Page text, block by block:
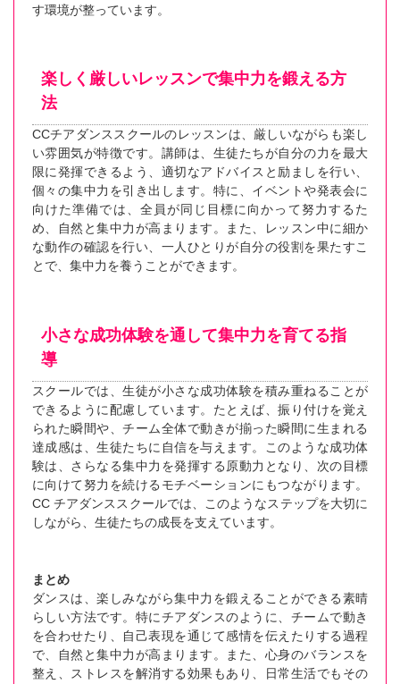
す環境が整っています。
楽しく厳しいレッスンで集中力を鍛える方
法
CCチアダンススクールのレッスンは、厳しいながらも楽し
い雰囲気が特徴です。講師は、生徒たちが自分の力を最大
限に発揮できるよう、適切なアドバイスと励ましを行い、
個々の集中力を引き出します。特に、イベントや発表会に
向けた準備では、全員が同じ目標に向かって努力するた
め、自然と集中力が高まります。また、レッスン中に細か
な動作の確認を行い、一人ひとりが自分の役割を果たすこ
とで、集中力を養うことができます。
小さな成功体験を通して集中力を育てる指
導
スクールでは、生徒が小さな成功体験を積み重ねることが
できるように配慮しています。たとえば、振り付けを覚え
られた瞬間や、チーム全体で動きが揃った瞬間に生まれる
達成感は、生徒たちに自信を与えます。このような成功体
験は、さらなる集中力を発揮する原動力となり、次の目標
に向けて努力を続けるモチベーションにもつながります。
CC チアダンススクールでは、このようなステップを大切に
しながら、生徒たちの成長を支えています。
まとめ
ダンスは、楽しみながら集中力を鍛えることができる素晴
らしい方法です。特にチアダンスのように、チームで動き
を合わせたり、自己表現を通じて感情を伝えたりする過程
で、自然と集中力が高まります。また、心身のバランスを
整え、ストレスを解消する効果もあり、日常生活でもその